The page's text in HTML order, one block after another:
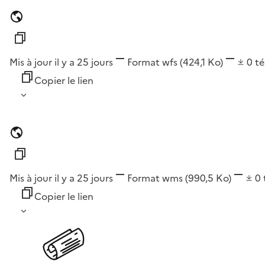
Mis à jour il y a 25 jours Format wfs(424,1 Ko) 0
Copier le lien
Mis à jour il y a 25 jours Format wms(990,5 Ko) 0
Copier le lien